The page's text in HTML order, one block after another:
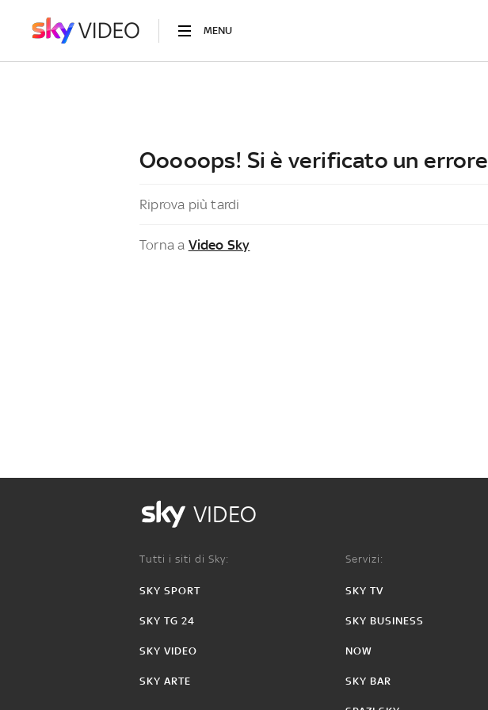
MENU
Ooooops! Si è verificato un errore
Riprova più tardi
Torna a Video Sky
VIDEO
Tutti i siti di Sky:
SKY SPORT
SKY TG 24
SKY VIDEO
SKY ARTE
Servizi:
SKY TV
SKY BUSINESS
NOW
SKY BAR